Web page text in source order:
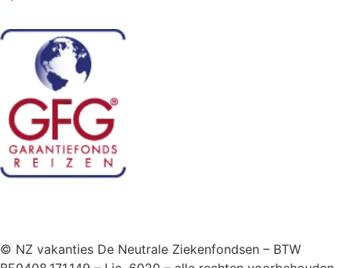
© NZ vakanties De Neutrale Ziekenfondsen – BTW